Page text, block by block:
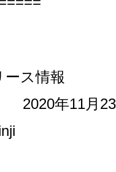
ス情報
2020年11月 23